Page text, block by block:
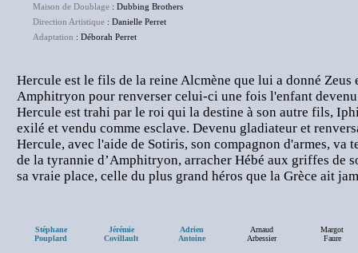
Maison de Doublage : Dubbing Brothers
Direction Artistique : Danielle Perret
Adaptation : Déborah Perret
Hercule est le fils de la reine Alcmène que lui a donné Zeus
Amphitryon pour renverser celui-ci une fois l'enfant
Hercule est trahi par le roi qui la destine à son autre fils,
exilé et vendu comme esclave. Devenu gladiateur et
Hercule, avec l'aide de Sotiris, son compagnon d'armes, va
de la tyrannie d’Amphitryon, arracher Hébé aux griffes de
sa vraie place, celle du plus grand héros que la Grèce ait
Stéphane
Pouplard
Jérémie
Covillault
Adrien
Antoine
Arnaud
Arbessier
Margot
Faure